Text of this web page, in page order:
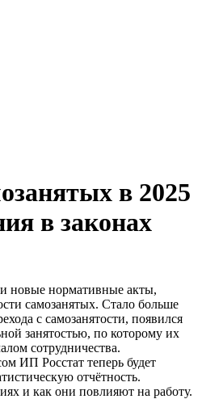
в 2025
в законах
новые нормативные акты,
самозанятых. Стало больше
с самозанятости, появился
занятостью, по которому их
сотрудничества.
ИП Росстат теперь будет
отчётность.
и как они повлияют на работу.